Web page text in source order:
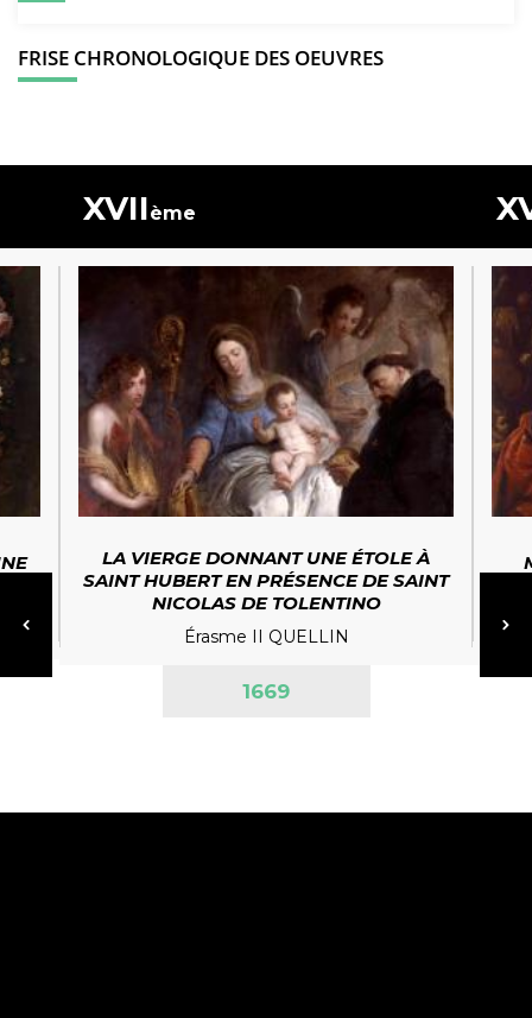
FRISE CHRONOLOGIQUE DES OEUVRES
XVIIème
LA VIERGE DONNANT UNE ÉTOLE À
SAINT HUBERT EN PRÉSENCE DE SAINT
NICOLAS DE TOLENTINO
Érasme II QUELLIN
1669